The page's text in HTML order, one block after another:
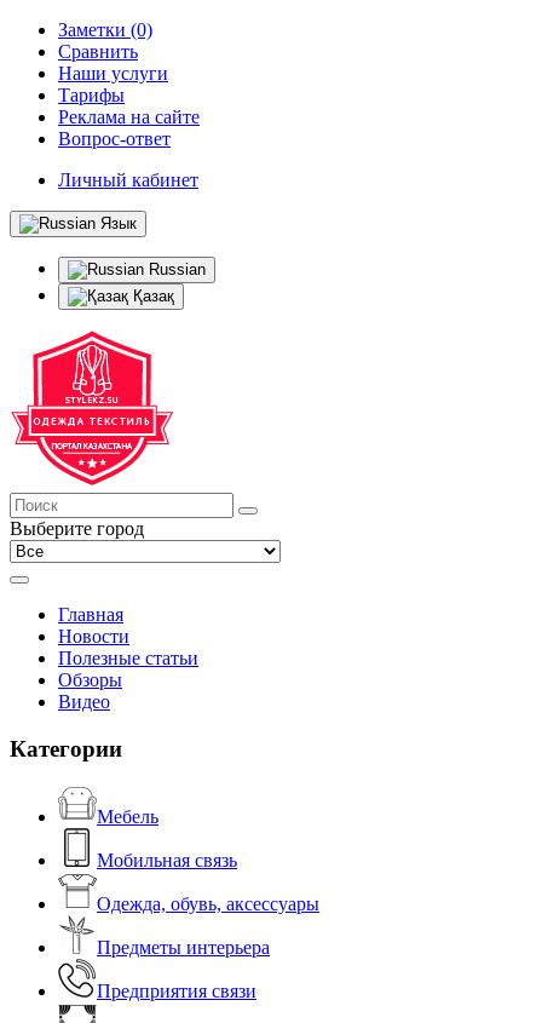
Заметки (0)
Сравнить
Наши услуги
Тарифы
Реклама на сайте
Вопрос-ответ
Личный кабинет
Язык
Russian
Қазақ
Выберите город
Главная
Новости
Полезные статьи
Обзоры
Видео
Категории
Мебель
Мобильная связь
Одежда, обувь, аксессуары
Предметы интерьера
Предприятия связи